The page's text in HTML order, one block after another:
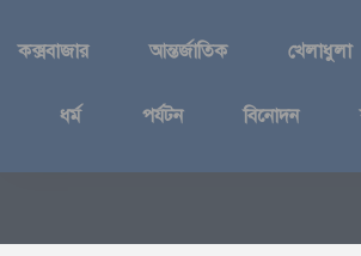
কক্সবাজার আন্তর্জাতিক খেলাধুলা
ধর্ম পর্যটন বিনোদন